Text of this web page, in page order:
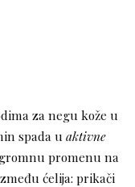
za negu kože u
spada u aktivne
promenu na
ćelija: prikači